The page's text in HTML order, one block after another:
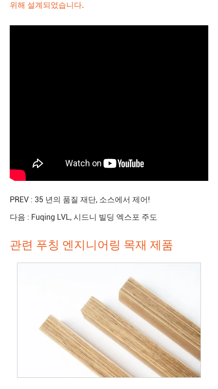
위해 설계되었습니다.
PREV : 35 년의 품질 재단, 소스에서 제어!
다음 : Fuqing LVL, 시드니 빌딩 엑스포 주도
관련 푸칭 엔지니어링 목재 제품